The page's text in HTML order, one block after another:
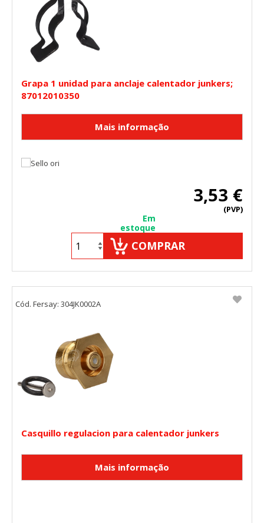
Grapa 1 unidad para anclaje calentador junkers;
87012010350
3,53 €
(PVP)
Em
estoque
COMPRAR
Casquillo regulacion para calentador junkers
Cód. Fersay: 304JK0002A